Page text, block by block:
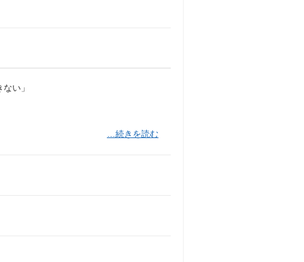
い」
…続きを読む